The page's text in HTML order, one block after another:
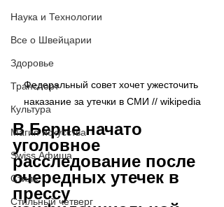
Наука и Технологии
Все о Швейцарии
Здоровье
Транспорт
Культура
Магия искусства
Swiss Афиша
Стиль
Стильный четверг
Федеральный совет хочет ужесточить
наказание за утечки в СМИ // wikipedia
В Берне начато
уголовное
расследование после
очередных утечек в
прессу